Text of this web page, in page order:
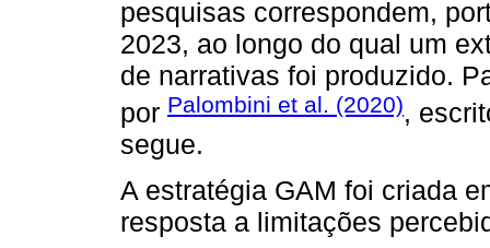
pesquisas correspondem,
2023, ao longo do qual um
de narrativas foi produzido.
por Palombini et al. (2020),
segue.
A estratégia GAM foi criada
resposta a limitações